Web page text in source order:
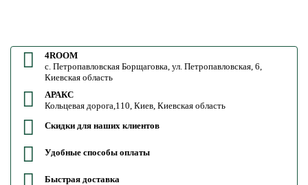
4ROOM
с. Петропавловская Борщаговка, ул. Петропавловская, 6,
Киевская область
АРАКС
Кольцевая дорога,110, Киев, Киевская область
Скидки для наших клиентов
Удобные способы оплаты
Быстрая доставка